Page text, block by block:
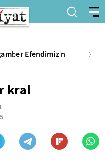
Efendimizin
kral